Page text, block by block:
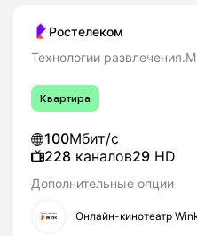
Ростелеком
Технологии
Квартира
100Мбит/с
228 каналов29 HD
Дополнительные опции
Онлайн-кинотеатр